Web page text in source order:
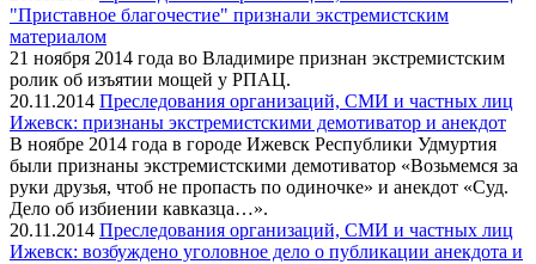
"Приставное благочестие" признали экстремистским
материалом
21 ноября 2014 года во Владимире признан экстремистским
ролик об изъятии мощей у РПАЦ.
20.11.2014 Преследования организаций, СМИ и частных лиц
Ижевск: признаны экстремистскими демотиватор и анекдот
В ноябре 2014 года в городе Ижевск Республики Удмуртия
были признаны экстремистскими демотиватор «Возьмемся за
руки друзья, чтоб не пропасть по одиночке» и анекдот «Суд.
Дело об избиении кавказца…».
20.11.2014 Преследования организаций, СМИ и частных лиц
Ижевск: возбуждено уголовное дело о публикации анекдота и